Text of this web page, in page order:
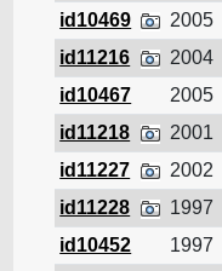
id10469
2005
id11216
2004
id10467
2005
id11218
2001
id11227
2002
id11228
1997
id10452
1997